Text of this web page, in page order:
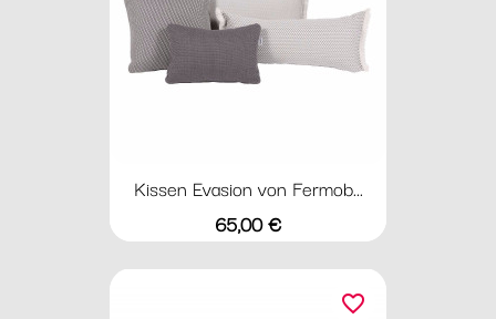
Kissen Evasion von Fermob...
Preis
65,00 €
favorite_border